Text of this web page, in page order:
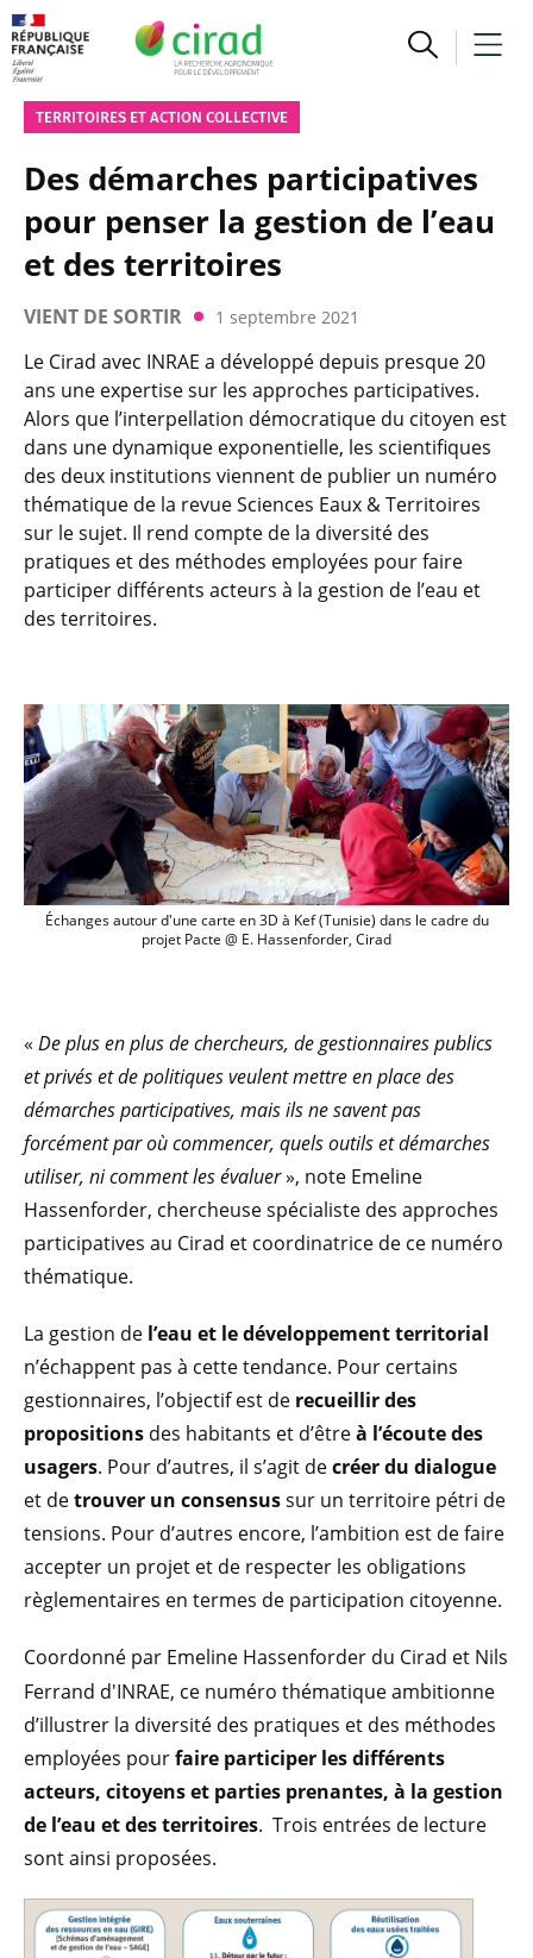
TERRITOIRES ET ACTION COLLECTIVE
Des démarches participatives
pour penser la gestion de l’eau
et des territoires
VIENT DE SORTIR 1 septembre 2021
Le Cirad avec INRAE a développé depuis presque 20
ans une expertise sur les approches participatives.
Alors que l’interpellation démocratique du citoyen est
dans une dynamique exponentielle, les scientifiques
des deux institutions viennent de publier un numéro
thématique de la revue Sciences Eaux & Territoires
sur le sujet. Il rend compte de la diversité des
pratiques et des méthodes employées pour faire
participer différents acteurs à la gestion de l’eau et
des territoires.
Échanges autour d'une carte en 3D à
Échanges autour d'une carte en 3D à Kef (Tunisie) dans le cadre du
projet Pacte @ E. Hassenforder, Cirad
« De plus en plus de chercheurs, de gestionnaires publics
et privés et de politiques veulent mettre en place des
démarches participatives, mais ils ne savent pas
forcément par où commencer, quels outils et démarches
utiliser, ni comment les évaluer», note Emeline
Hassenforder, chercheuse spécialiste des approches
participatives au Cirad et coordinatrice de ce numéro
thématique.
La gestion de l’eau et le développement territorial
n’échappent pas à cette tendance. Pour certains
gestionnaires, l’objectif est de recueillir des
propositions des habitants et d’êtreà l’écoute des
usagers. Pour d’autres, il s’agit decréer du dialogue
et detrouver un consensussur un territoire pétri de
tensions. Pour d’autres encore, l’ambition est de faire
accepter un projet et de respecter les obligations
règlementaires en termes de participation citoyenne.
Coordonné par Emeline Hassenforder du Cirad et Nils
Ferrand d'INRAE, ce numéro thématique ambitionne
d’illustrer la diversité des pratiques et des méthodes
employées pourfaire participer les différents
acteurs, citoyens et parties prenantes, à la gestion
de l’eau et des territoires. Trois entrées de lecture
sont ainsi proposées.